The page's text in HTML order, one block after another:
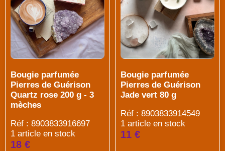
Bougie parfumée
Pierres de Guérison
Quartz rose 200 g - 3
mèches
Réf : 8903833916697
1 article en stock
18 €
Bougie parfumée
Pierres de Guérison
Jade vert 80 g
Réf : 8903833914549
1 article en stock
11 €